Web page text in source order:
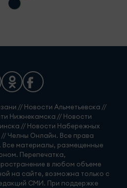
// Новости Альметьевска //
Нижнекамска // Новости
// Новости Набережных
Челны Онлайн. Все права
материалы, размещенные
Перепечатка,
в любом объеме
на сайте, возможна только с
СМИ. При поддержке